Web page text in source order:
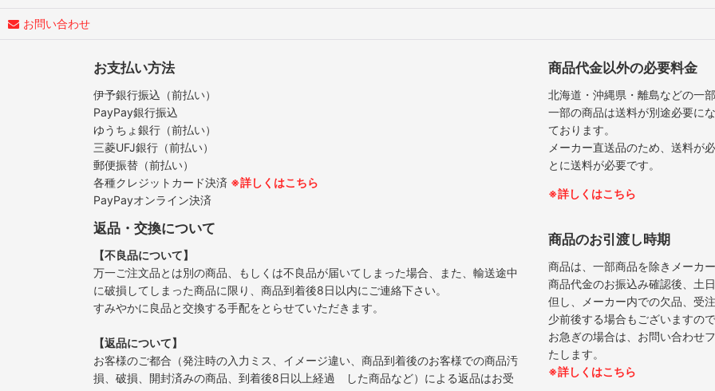
お問い合わせ
お支払い方法
伊予銀行振込（前払い）
PayPay銀行振込
ゆうちょ銀行（前払い）
三菱UFJ銀行（前払い）
郵便振替（前払い）
各種クレジットカード決済 ※詳しくはこちら
PayPayオンライン決済
返品・交換について
【不良品について】
万一ご注文品とは別の商品、もしくは不良品が届いてしまった場合、また、輸送途中
に破損してしまった商品に限り、商品到着後8日以内にご連絡下さい。
すみやかに良品と交換する手配をとらせていただきます。
【返品について】
お客様のご都合（発注時の入力ミス、イメージ違い、商品到着後のお客様での商品汚
損、破損、開封済みの商品、到着後8日以上経過 した商品など）による返品はお受
商品代金以外の必要料金
北海道・沖縄県・離島などの一
一部の商品は送料が別途必要に
ております。
メーカー直送品のため、送料が
とに送料が必要です。
※詳しくはこちら
商品のお引渡し時期
商品は、一部商品を除きメーカ
商品代金のお振込み確認後、土
但し、メーカー内での欠品、受
少前後する場合もございますの
お急ぎの場合は、お問い合わせ
たします。
※詳しくはこちら